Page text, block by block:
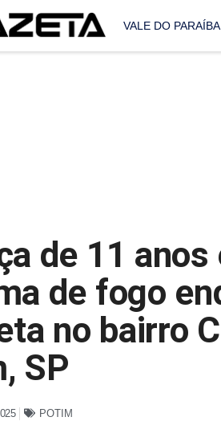
VALE DO PARAÍBA
de 11
de fogo
no bairro
SP
POTIM